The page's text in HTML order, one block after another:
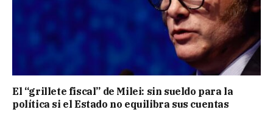
El “grillete fiscal” de Milei: sin sueldo para la
política si el Estado no equilibra sus cuentas